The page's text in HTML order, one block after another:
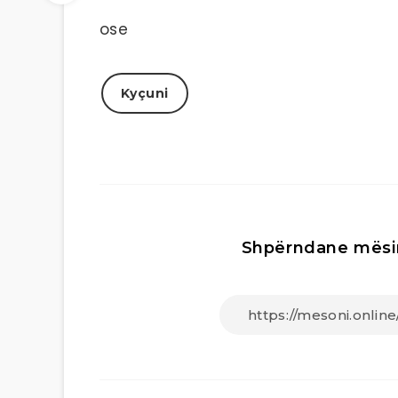
ose
Kyçuni
Shpërndane